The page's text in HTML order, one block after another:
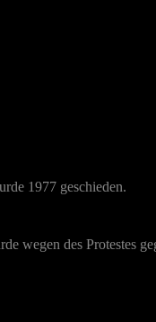
1977 geschieden.
wegen des Protestes